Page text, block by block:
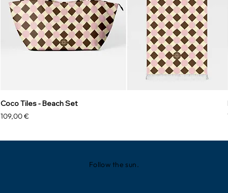
Coco Tiles - Beach Set
Preis
109,00 €
Follow the sun.